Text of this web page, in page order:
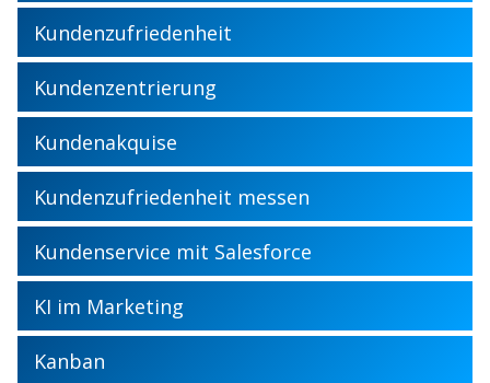
Kundenzufriedenheit
Kundenzentrierung
Kundenakquise
Kundenzufriedenheit messen
Kundenservice mit Salesforce
KI im Marketing
Kanban